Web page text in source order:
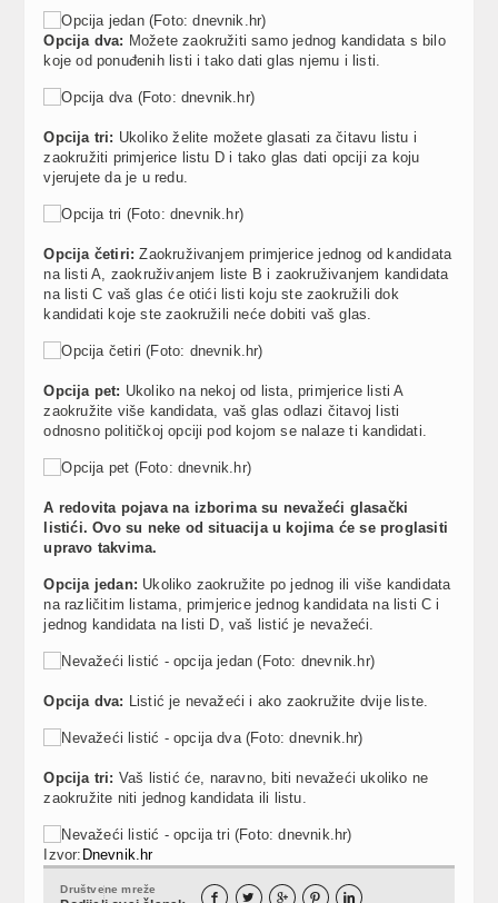
Opcija dva: Možete zaokružiti samo jednog kandidata s bilo
koje od ponuđenih listi i tako dati glas njemu i listi.
Opcija tri: Ukoliko želite možete glasati za čitavu listu i
zaokružiti primjerice listu D i tako glas dati opciji za koju
vjerujete da je u redu.
Opcija četiri: Zaokruživanjem primjerice jednog od kandidata
na listi A, zaokruživanjem liste B i zaokruživanjem kandidata
na listi C vaš glas će otići listi koju ste zaokružili dok
kandidati koje ste zaokružili neće dobiti vaš glas.
Opcija pet: Ukoliko na nekoj od lista, primjerice listi A
zaokružite više kandidata, vaš glas odlazi čitavoj listi
odnosno političkoj opciji pod kojom se nalaze ti kandidati.
A redovita pojava na izborima su nevažeći glasački
listići. Ovo su neke od situacija u kojima će se proglasiti
upravo takvima.
Opcija jedan: Ukoliko zaokružite po jednog ili više kandidata
na različitim listama, primjerice jednog kandidata na listi C i
jednog kandidata na listi D, vaš listić je nevažeći.
Opcija dva: Listić je nevažeći i ako zaokružite dvije liste.
Opcija tri: Vaš listić će, naravno, biti nevažeći ukoliko ne
zaokružite niti jednog kandidata ili listu.
Izvor: Dnevnik.hr
Društvene mreže
    